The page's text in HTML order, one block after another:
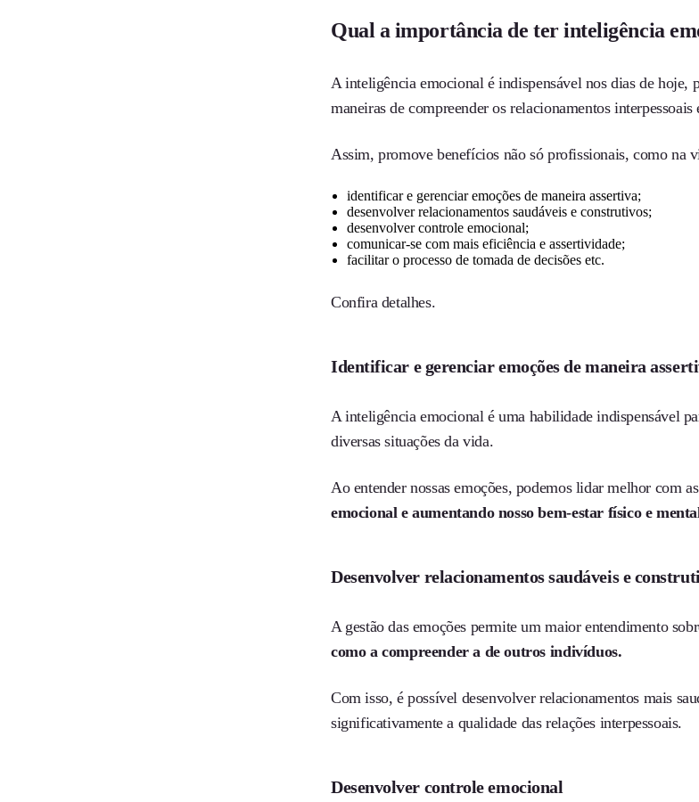
Qual a importância de ter inteligência
A inteligência emocional é indispensável nos dias de hoje,
maneiras de compreender os relacionamentos
Assim, promove benefícios não só profissionais, como na
identificar e gerenciar emoções de maneira assertiva;
desenvolver relacionamentos saudáveis e construtivos;
desenvolver controle emocional;
comunicar-se com mais eficiência e assertividade;
facilitar o processo de tomada de decisões etc.
Confira detalhes.
Identificar e gerenciar emoções de maneira
A inteligência emocional é uma habilidade indispensável
diversas situações da vida.
Ao entender nossas emoções, podemos lidar melhor com
emocional e aumentando nosso bem-estar físico e
Desenvolver relacionamentos saudáveis e
A gestão das emoções permite um maior entendimento
como a compreender a de outros indivíduos.
Com isso, é possível desenvolver relacionamentos mais
significativamente a qualidade das relações interpessoais.
Desenvolver controle emocional